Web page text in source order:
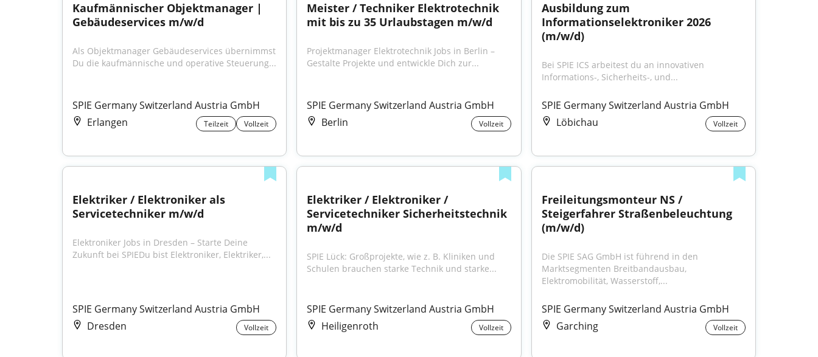
Kaufmännischer Objektmanager |
Gebäudeservices m/w/d
Als Objektmanager Gebäudeservices übernimmst
Du die kaufmännische und operative Steuerung...
SPIE Germany Switzerland Austria GmbH
Erlangen
Teilzeit Vollzeit
Meister / Techniker Elektrotechnik
mit bis zu 35 Urlaubstagen m/w/d
Projektmanager Elektrotechnik Jobs in Berlin –
Gestalte Projekte und entwickle Dich zur...
SPIE Germany Switzerland Austria GmbH
Berlin
Vollzeit
Ausbildung zum
Informationselektroniker 2026
(m/w/d)
Bei SPIE ICS arbeitest du an innovativen
Informations-, Sicherheits-, und...
SPIE Germany Switzerland Austria GmbH
Löbichau
Vollzeit
Elektriker / Elektroniker als
Servicetechniker m/w/d
Elektroniker Jobs in Dresden – Starte Deine
Zukunft bei SPIEDu bist Elektroniker, Elektriker,...
SPIE Germany Switzerland Austria GmbH
Dresden
Vollzeit
Elektriker / Elektroniker /
Servicetechniker Sicherheitstechnik
m/w/d
SPIE Lück: Großprojekte, wie z. B. Kliniken und
Schulen brauchen starke Technik und starke...
SPIE Germany Switzerland Austria GmbH
Heiligenroth
Vollzeit
Freileitungsmonteur NS /
Steigerfahrer Straßenbeleuchtung
(m/w/d)
Die SPIE SAG GmbH ist führend in den
Marktsegmenten Breitbandausbau,
Elektromobilität, Wasserstoff,...
SPIE Germany Switzerland Austria GmbH
Garching
Vollzeit